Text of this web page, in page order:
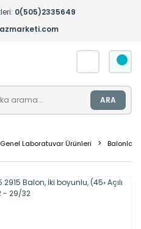
0(505)2335649
ARA
Genel Laboratuvar Ürünleri Balonlar